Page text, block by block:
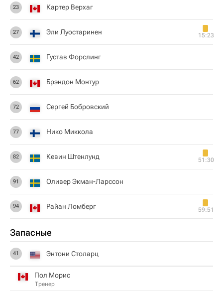
23 Картер Верхаг
27 Эли Луостаринен 15:23
42 Густав Форслинг
62 Брэндон Монтур
72 Сергей Бобровский
77 Нико Миккола
82 Кевин Штенлунд 51:30
91 Оливер Экман-Ларссон
94 Райан Ломберг 59:51
Запасные
41 Энтони Столарц
Пол Морис
Тренер